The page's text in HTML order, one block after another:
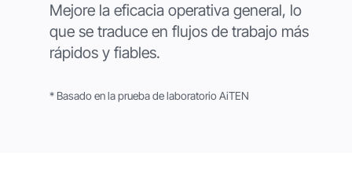
Al suscribirse, acepta nuestra Política de privacidad
y brinda su
consentimiento para recibir actualizaciones de nuestra empresa.
Enviar
Mejore la eficacia operativa general, lo
que se traduce en flujos de trabajo más
rápidos y fiables.
* Basado en la prueba de laboratorio AiTEN